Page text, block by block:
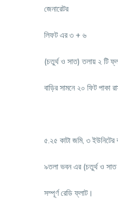
জেনারেটর
লিফট এর ৩ + ৬
(চতুর্থ ও সাত) তলায় ২ টি
বাড়ির সামনে ২০ ফিট পাকা
৫.২৫ কাটা জমি, ৩ ইউনিটের
৯তলা ভবন এর (চতুর্থ ও সাত
সম্পূর্ণ রেডি ফ্লাট।